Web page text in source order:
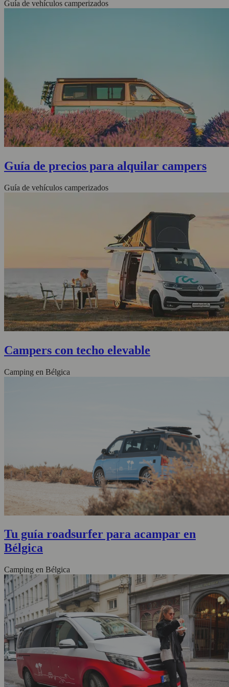
Guía de vehículos camperizados
Guía de precios para alquilar campers
Guía de vehículos camperizados
Campers con techo elevable
Camping en Bélgica
Tu guía roadsurfer para acampar en
Bélgica
Camping en Bélgica